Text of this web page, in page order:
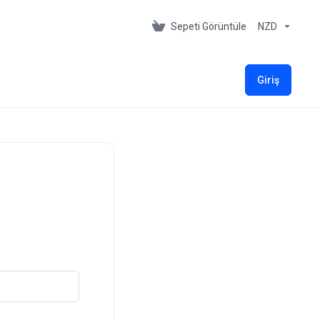
Sepeti Görüntüle NZD
Giriş